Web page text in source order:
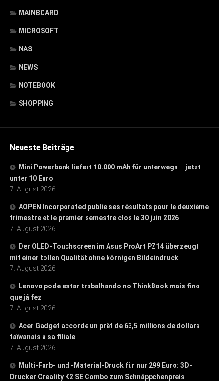
MAINBOARD
MICROSOFT
NAS
NEWS
NOTEBOOK
SHOPPING
Neueste Beiträge
Mini Powerbank liefert 10.000 mAh für unterwegs – jetzt
unter 10 Euro
7. August 2026
AOPEN Incorporated publie ses résultats pour le deuxième
trimestre et le premier semestre clos le 30 juin 2026
7. August 2026
Der OLED-Touchscreen im Asus ProArt PZ14 überzeugt
mit einer tollen Qualität ohne körnigen Bildeindruck
7. August 2026
Lenovo pode estar trabalhando no ThinkBook mais fino
que já fez
7. August 2026
Acer Gadget accorde un prêt de 63,5 millions de dollars
taïwanais à sa filiale
7. August 2026
Multi-Farb- und -Material-Druck für nur 299 Euro: 3D-
Drucker Creality K2 SE Combo zum Schnäppchenpreis